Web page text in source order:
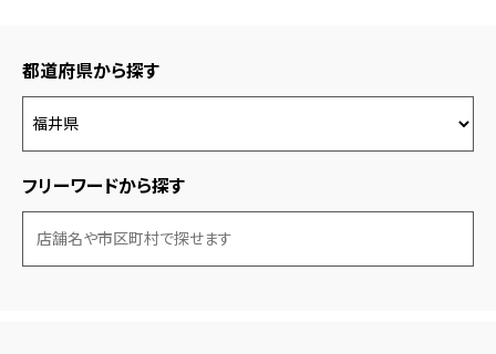
都道府県から探す
フリーワードから探す